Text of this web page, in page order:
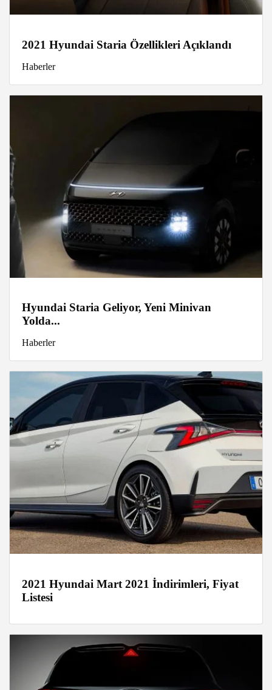
2021 Hyundai Staria Özellikleri Açıklandı
Haberler
Hyundai Staria Geliyor, Yeni Minivan
Yolda...
Haberler
2021 Hyundai Mart 2021 İndirimleri, Fiyat
Listesi